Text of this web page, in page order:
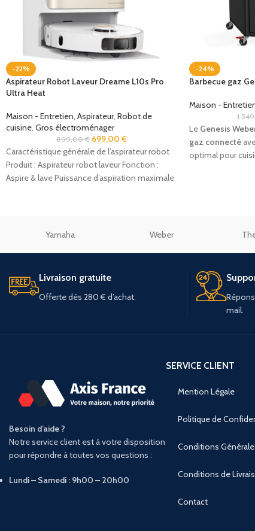
-22%
Aspirateur Robot Laveur Dreame L10s Pro
Ultra Heat
Maison - Entretien Aspirateur, Robot de
cuisine Gros électroménager
899,00€ 699,00 €
Caractéristique générale de l’aspirateur robot
Produit : Aspirateur robot laveur Fonction :
Aspire & lave Puissance d’aspiration maximale
-24%
Barbecue gaz
Maison -
1
Le Genesis
gaz connecté
optimal pour
Yamaha Weber
Livraison gratuite
Offerte dès 280 € d’achat.
mail.
Besoin d’aide ?
Notre service client est à votre disposition
pour répondre à toutes vos questions :
Lundi – Samedi : 9h00 – 20h00
SERVICE CLIENT
Mention Légale
Politique de
Conditions
Conditions de
Contact